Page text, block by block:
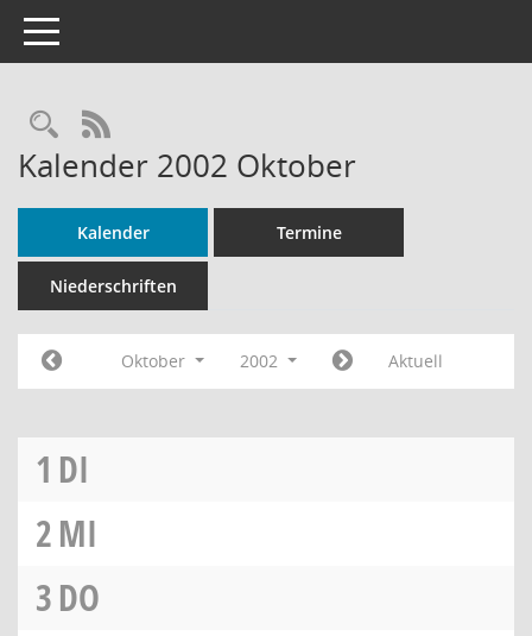
Toggle navigation
Rechercheauswahl
RSS-Feed
Kalender 2002 Oktober
Kalender Termine
Niederschriften
Oktober 2002 Aktuell
1 DI
2MI
3DO